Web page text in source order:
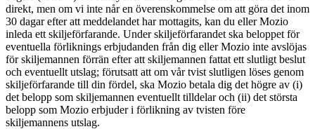
direkt, men om vi inte når en överenskommelse om att göra det inom
30 dagar efter att meddelandet har mottagits, kan du eller Mozio
inleda ett skiljeförfarande. Under skiljeförfarandet ska beloppet för
eventuella förliknings erbjudanden från dig eller Mozio inte avslöjas
för skiljemannen förrän efter att skiljemannen fattat ett slutligt beslut
och eventuellt utslag; förutsatt att om vår tvist slutligen löses genom
skiljeförfarande till din fördel, ska Mozio betala dig det högre av (i)
det belopp som skiljemannen eventuellt tilldelar och (ii) det största
belopp som Mozio erbjuder i förlikning av tvisten före
skiljemannens utslag.